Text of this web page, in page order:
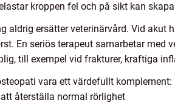
kroppen fel och på sikt kan
aldrig ersätter veterinärvård. Vid akut
En seriös terapeut samarbetar med
till exempel vid frakturer, kraftiga
vara ett värdefullt komplement:
återställa normal rörlighet